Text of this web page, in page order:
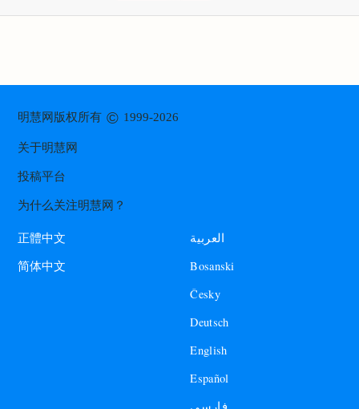
明慧网版权所有© 1999-2026
关于明慧网
投稿平台
为什么关注明慧网？
正體中文
简体中文
العربية
Bosanski
Česky
Deutsch
English
Español
فارسی